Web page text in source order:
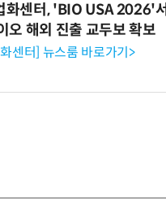
화센터, 'BIO USA 2026'
해외 진출 교두보 확보
센터] 뉴스룸 바로가기>